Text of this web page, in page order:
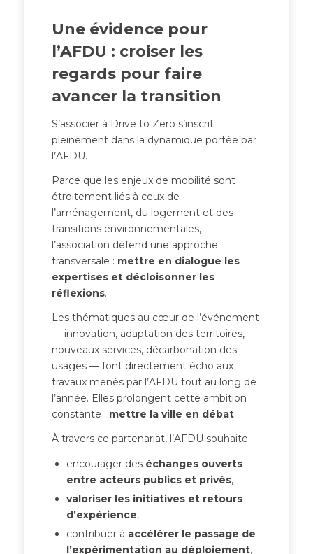
Une évidence pour
l’AFDU : croiser les
regards pour faire
avancer la transition
S’associer à Drive to Zero s’inscrit
pleinement dans la dynamique portée par
l’AFDU.
Parce que les enjeux de mobilité sont
étroitement liés à ceux de
l’aménagement, du logement et des
transitions environnementales,
l’association défend une approche
transversale : mettre en dialogue les
expertises et décloisonner les
réflexions.
Les thématiques au cœur de l’événement
— innovation, adaptation des territoires,
nouveaux services, décarbonation des
usages — font directement écho aux
travaux menés par l’AFDU tout au long de
l’année. Elles prolongent cette ambition
constante : mettre la ville en débat.
À travers ce partenariat, l’AFDU souhaite :
encourager des échanges ouverts
entre acteurs publics et privés,
valoriser les initiatives et retours
d’expérience,
contribuer à accélérer le passage de
l’expérimentation au déploiement,